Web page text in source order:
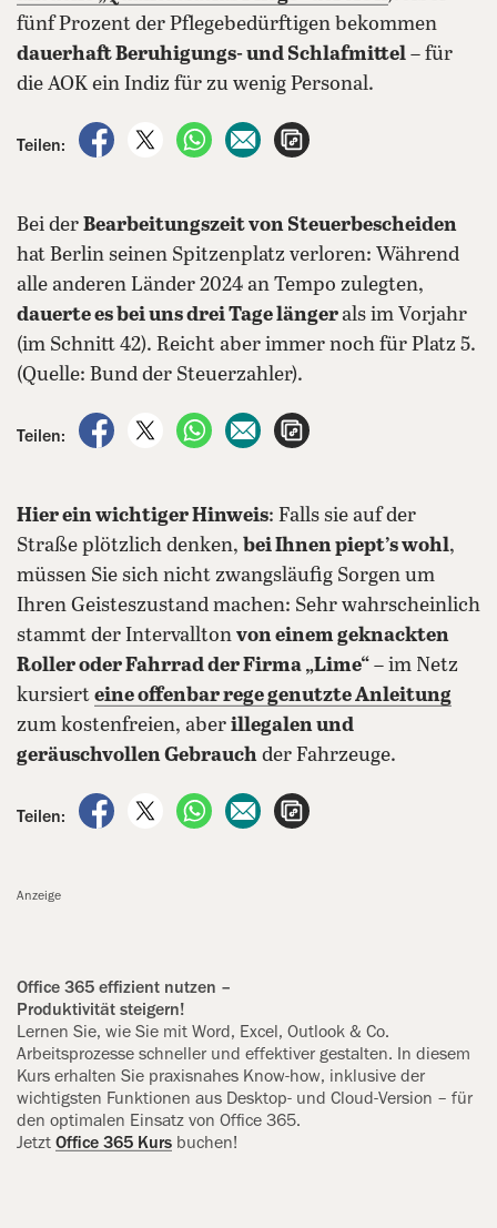
fünf Prozent der Pflegebedürftigen bekommen
dauerhaft Beruhigungs- und Schlafmittel – für
die AOK ein Indiz für zu wenig Personal.
Teilen:
auf Facebook teilen
auf X teilenper WhatsApp teilen
per E-Mail teilen
Bei der Bearbeitungszeit von Steuerbescheiden
hat Berlin seinen Spitzenplatz verloren: Während
alle anderen Länder 2024 an Tempo zulegten,
dauerte es bei uns drei Tage längerals im Vorjahr
(im Schnitt 42). Reicht aber immer noch für Platz 5.
(Quelle: Bund der Steuerzahler).
Teilen:
auf Facebook teilen
auf X teilenper WhatsApp teilen
per E-Mail teilen
Hier ein wichtiger Hinweis: Falls sie auf der
Straße plötzlich denken, bei Ihnen piept’s wohl,
müssen Sie sich nicht zwangsläufig Sorgen um
Ihren Geisteszustand machen: Sehr wahrscheinlich
stammt der Intervallton von einem geknackten
Roller oder Fahrrad der Firma „Lime“ – im Netz
kursiert eine offenbar rege genutzte Anleitung
zum kostenfreien, aber illegalen und
geräuschvollen Gebrauch der Fahrzeuge.
Teilen:
auf Facebook teilen
auf X teilenper WhatsApp teilen
per E-Mail teilen
Anzeige
Office 365 effizient nutzen –
Produktivität steigern!
Lernen Sie, wie Sie mit Word, Excel, Outlook & Co.
Arbeitsprozesse ‍schneller und effektiver gestalten. In diesem
Kurs erhalten Sie praxisnahes Know-how, inklusive der
wichtigsten Funktionen aus Desktop- und Cloud-Version – für
den optimalen Einsatz von Office 365.
Jetzt Office 365 Kurs buchen!